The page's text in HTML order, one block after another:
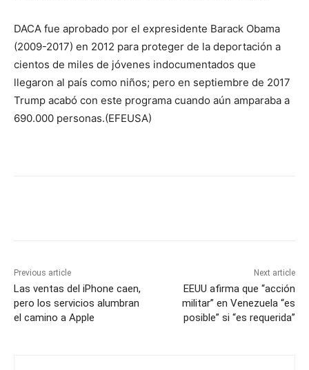
DACA fue aprobado por el expresidente Barack Obama
(2009-2017) en 2012 para proteger de la deportación a
cientos de miles de jóvenes indocumentados que
llegaron al país como niños; pero en septiembre de 2017
Trump acabó con este programa cuando aún amparaba a
690.000 personas.(EFEUSA)
Previous article
Las ventas del iPhone caen,
pero los servicios alumbran
el camino a Apple
Next article
EEUU afirma que “acción
militar” en Venezuela “es
posible” si “es requerida”